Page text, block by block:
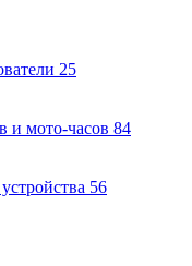
25
и мото-часов 84
56